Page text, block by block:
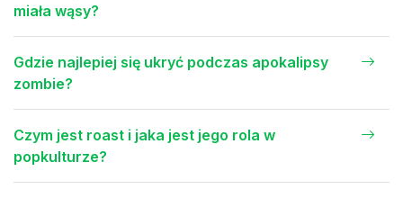
miała wąsy?
Gdzie najlepiej się ukryć podczas apokalipsy
zombie?
Czym jest roast i jaka jest jego rola w
popkulturze?